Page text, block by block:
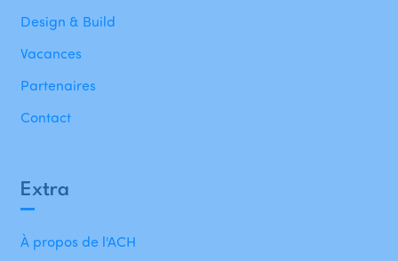
Extra
À propos de l'ACH
Design & Build
Vacances
Partenaires
Contact